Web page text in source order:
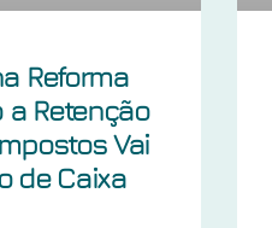
Reforma
a Retenção
Vai
de Caixa